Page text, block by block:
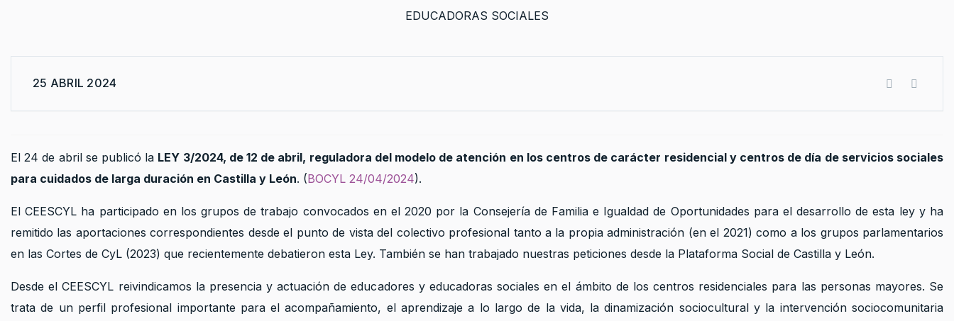
25 ABRIL 2024
El 24 de abril se publicó la LEY 3/2024, de 12 de abril, reguladora del modelo de atención en los centros de carácter residencial y centros de día de servicios sociales
para cuidados de larga duración en Castilla y León. (BOCYL 24/04/2024).
El CEESCYL ha participado en los grupos de trabajo convocados en el 2020 por la Consejería de Familia e Igualdad de Oportunidades para el desarrollo de esta ley y ha
remitido las aportaciones correspondientes desde el punto de vista del colectivo profesional tanto a la propia administración (en el 2021) como a los grupos parlamentarios
en las Cortes de CyL (2023) que recientemente debatieron esta Ley. También se han trabajado nuestras peticiones desde la Plataforma Social de Castilla y León.
Desde el CEESCYL reivindicamos la presencia y actuación de educadores y educadoras sociales en el ámbito de los centros residenciales para las personas mayores. Se
trata de un perfil profesional importante para el acompañamiento, el aprendizaje a lo largo de la vida, la dinamización sociocultural y la intervención sociocomunitaria